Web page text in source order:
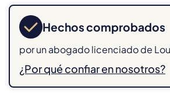
Hechos comprobados
por un abogado licenciado de
¿Por qué confiar en nosotros?